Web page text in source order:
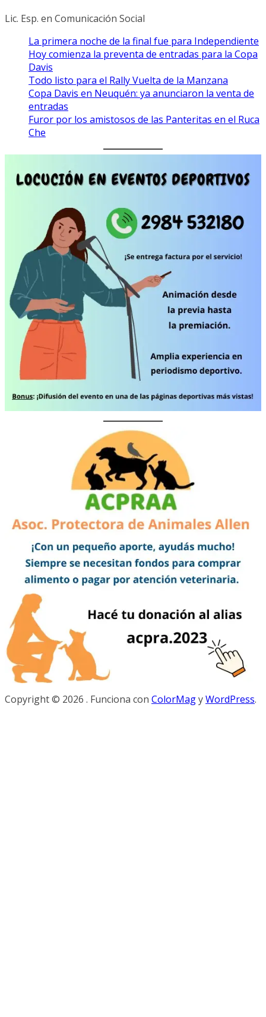
Lic. Esp. en Comunicación Social
La primera noche de la final fue para Independiente
Hoy comienza la preventa de entradas para la Copa
Davis
Todo listo para el Rally Vuelta de la Manzana
Copa Davis en Neuquén: ya anunciaron la venta de
entradas
Furor por los amistosos de las Panteritas en el Ruca
Che
Copyright © 2026 . Funciona con ColorMagyWordPress.